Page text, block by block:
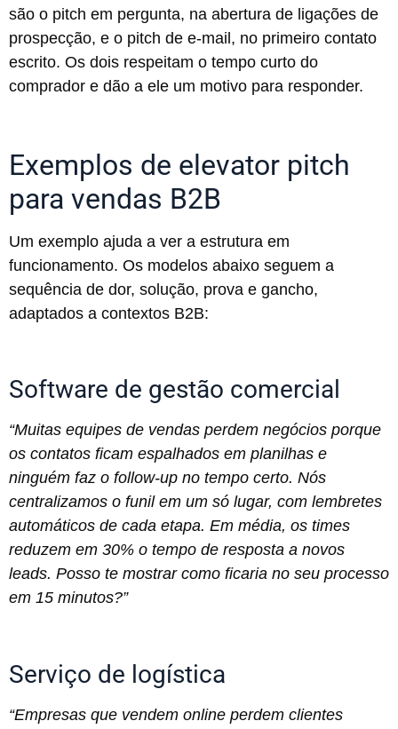
são o pitch em pergunta, na abertura de ligações de
prospecção, e o pitch de e-mail, no primeiro contato
escrito. Os dois respeitam o tempo curto do
comprador e dão a ele um motivo para responder.
Exemplos de elevator pitch
para vendas B2B
Um exemplo ajuda a ver a estrutura em
funcionamento. Os modelos abaixo seguem a
sequência de dor, solução, prova e gancho,
adaptados a contextos B2B:
Software de gestão comercial
“Muitas equipes de vendas perdem negócios porque
os contatos ficam espalhados em planilhas e
ninguém faz o follow-up no tempo certo. Nós
centralizamos o funil em um só lugar, com lembretes
automáticos de cada etapa. Em média, os times
reduzem em 30% o tempo de resposta a novos
leads. Posso te mostrar como ficaria no seu processo
em 15 minutos?”
Serviço de logística
“Empresas que vendem online perdem clientes